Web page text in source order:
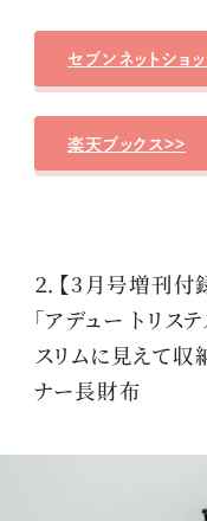
セブンネットショ
楽天ブックス>>
２．【3月号増刊付
「アデュー トリ
スリムに見えて収
ナー長財布